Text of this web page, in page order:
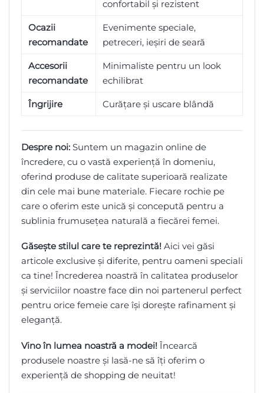
confortabil și rezistent
Ocazii
recomandate
Evenimente speciale,
petreceri, ieșiri de seară
Accesorii
recomandate
Minimaliste pentru un look
echilibrat
Îngrijire Curățare și uscare blândă
Despre noi: Suntem un magazin online de
încredere, cu o vastă experiență în domeniu,
oferind produse de calitate superioară realizate
din cele mai bune materiale. Fiecare rochie pe
care o oferim este unică și concepută pentru a
sublinia frumusețea naturală a fiecărei femei.
Găsește stilul care te reprezintă! Aici vei găsi
articole exclusive și diferite, pentru oameni speciali
ca tine! Încrederea noastră în calitatea produselor
și serviciilor noastre face din noi partenerul perfect
pentru orice femeie care își dorește rafinament și
eleganță.
Vino în lumea noastră a modei! Încearcă
produsele noastre și lasă-ne să îți oferim o
experiență de shopping de neuitat!